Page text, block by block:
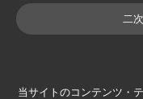
二
当サイトのコンテンツ・